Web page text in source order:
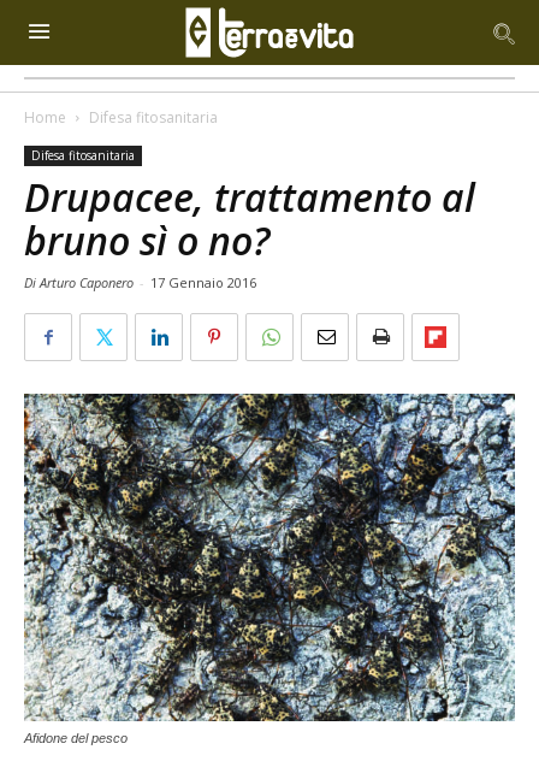
Home Difesa fitosanitaria
Difesa fitosanitaria
Drupacee, trattamento al
bruno sì o no?
Di Arturo Caponero - 17 Gennaio 2016
Afidone del pesco